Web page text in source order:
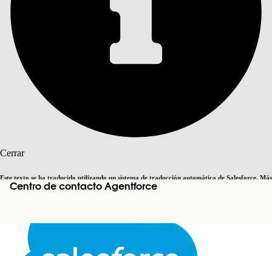
Cerrar
Este texto se ha traducido utilizando un sistema de traducción automática de Salesforce. Más
informaciónaquí . Cambiar a inglés Ahora no
Centro de contacto Agentforce
Índice de materias
Buscar